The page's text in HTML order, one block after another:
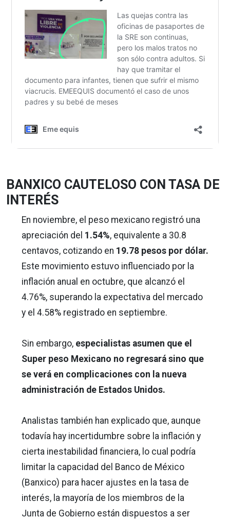
BANXICO CAUTELOSO CON TASA DE
INTERÉS
En noviembre, el peso mexicano registró una
apreciación del 1.54%, equivalente a 30.8
centavos, cotizando en 19.78 pesos por dólar.
Este movimiento estuvo influenciado por la
inflación anual en octubre, que alcanzó el
4.76%, superando la expectativa del mercado
y el 4.58% registrado en septiembre.
Sin embargo, especialistas asumen que el
Super peso Mexicano no regresará sino que
se verá en complicaciones con la nueva
administración de Estados Unidos.
Analistas también han explicado que, aunque
todavía hay incertidumbre sobre la inflación y
cierta inestabilidad financiera, lo cual podría
limitar la capacidad del Banco de México
(Banxico) para hacer ajustes en la tasa de
interés, la mayoría de los miembros de la
Junta de Gobierno están dispuestos a ser